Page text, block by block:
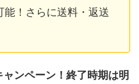
能！さらに送料・返送
ンペーン！終了時期は明